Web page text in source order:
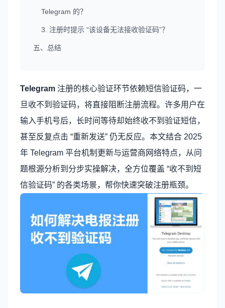
Telegram 的？
3. 注册时提示 “该设备无法接收验证码”？
五、总结
Telegram 注册的核心验证环节依赖短信验证码，一
旦收不到验证码，将直接阻断注册流程。许多用户在
输入手机号后，长时间等待却始终收不到验证短信，
甚至反复点击 “重新发送” 仍无反应。本文结合 2025
年 Telegram 平台机制更新与运营商网络特点，从问
题根源分析到分步实操解决，全方位覆盖 “收不到短
信验证码” 的各类场景，帮你快速突破注册瓶颈。